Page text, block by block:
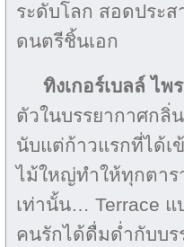
ระดับโลก สอดประส
ดนตรีชิ้นเอก
ทิงเกอร์เบลล์ ไพ
ตัวในบรรยากาศกลิ่
นับแต่ก้าวแรกที่ได้เ
ไม้ใหญ่ทำให้ทุกตา
เท่านั้น… Terrace แ
คนรักได้ดื่มด่ำกับบร